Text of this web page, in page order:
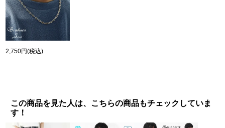
2,750円(税込)
この商品を見た人は、こちらの商品もチェックしていま
す！